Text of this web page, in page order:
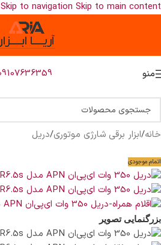
Skip to navigation Skip to main content
منو
خانه/ابزار برقی شارژی موتوری/دریل
اتمام موجودی
بزرگنمایی تصویر